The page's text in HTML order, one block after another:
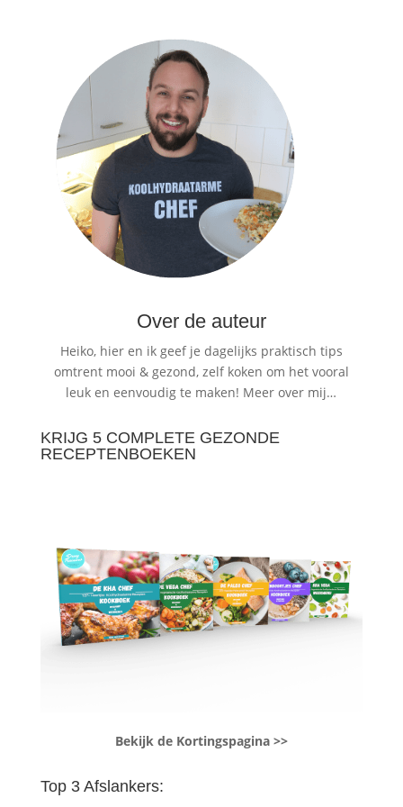
Over de auteur
Heiko, hier en ik geef je dagelijks praktisch tips
omtrent mooi & gezond, zelf koken om het vooral
leuk en eenvoudig te maken! Meer over mij…
KRIJG 5 COMPLETE GEZONDE
RECEPTENBOEKEN
Bekijk de Kortingspagina >>
Top 3 Afslankers: